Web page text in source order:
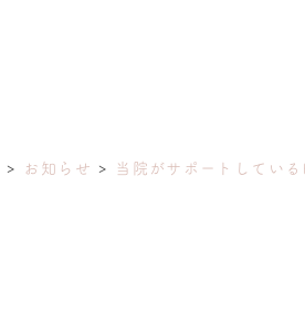
お知らせ 当院がサポートしてい